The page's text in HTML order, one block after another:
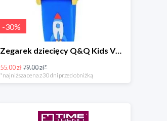
-30%
Zegarek dziecięcy Q&Q Kids VR99-003
55.00 zł79.00 zł*
*najniższa cena z 30 dni przed obniżką